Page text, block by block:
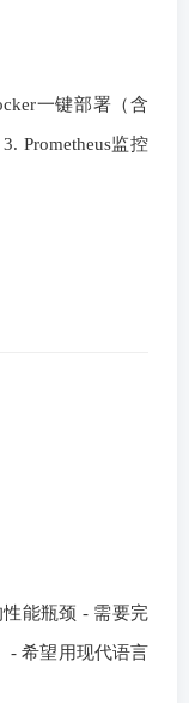
一键部署（含
Prometheus监控
能瓶颈 - 需要完
- 希望用现代语言